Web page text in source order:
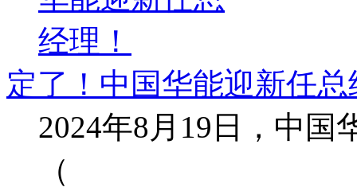
定了！中国华能迎新任
2024年8月19日，中国
（